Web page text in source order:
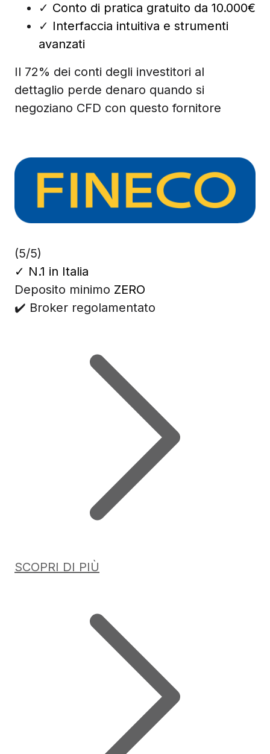
✓ Conto di pratica gratuito da 10.000€
✓ Interfaccia intuitiva e strumenti
avanzati
Il 72% dei conti degli investitori al
dettaglio perde denaro quando si
negoziano CFD con questo fornitore
(5/5)
✓ N.1 in Italia
Deposito minimo ZERO
✔️ Broker regolamentato
SCOPRI DI PIÙ